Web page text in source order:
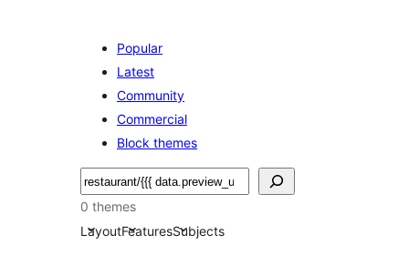
Popular
Latest
Community
Commercial
Block themes
Buscar
0 themes
LayoutFeaturesSubjects